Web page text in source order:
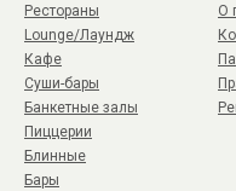
Рестораны
Lounge/Лаундж
Кафе
Суши-бары
Банкетные залы
Пиццерии
Блинные
Бары
О